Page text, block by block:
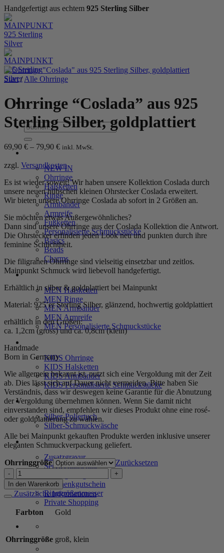
Handgefertigt aus echtem 925 Sterling Silber
Zum
Inhalt
springen
Suchen
nach:
WOMEN
NEW IN
Ohrringe
Halsketten
Ringe
Armbänder
Armreife
Fußketten
Personalisierte Schmuckstücke
Basics
Beads
Charms
MEN
MEN Halsketten
MEN Ringe
MEN Armbänder
MEN Armreife
MEN Personalisierte Schmuckstücke
KIDS Ohrringe
KIDS Halsketten
KIDS Armbänder
KIDS Personalisierte Schmuckstücke
PRODUKTPFLEGE
Silber-Poliertuch
Silber-Schmuckwäsche
SERVICE
Zusatzgravur
Servicepauschale
Geschenkgutschein
Ringgrößenmesser
Private Shopping
Start / Alle Ohrringe
Ohrringe “Coslada” aus 925
Sterling Silber, goldplattiert
69,90 € – 79,90 € inkl. MwSt.
zzgl. Versandkosten
Es ist wieder soweit! Wir haben unsere Kollektion Coslada durch
unsere neuen hübschen kleinen Ohrstecker Coslada erweitert.
Wir bieten unsere Ohrringe Coslada ab sofort in 2 Größen an.
Sie möchten etwas Außergewöhnliches?
Dann sind unsere Ohrringe aus der Coslada Kollektion die Antwort.
Die Ohrstecker erfinden jeden Look neu und punkten durch ihre
feminine Schlichtheit.
Die filigranen Ohrringe sind vielseitig einsetzbar und zeitlos.
Mainpunkt Schmuck wird liebevoll handgefertigt.
Erhältlich in silber & goldplattiert bei Mainpunkt
Material: 925’er Sterling Silber, glänzend, hochwertig goldplattiert
erhältlich in den Größen:
ca. 1,2cm (gross) und ca. 0,8cm (klein)
Handmade
Born in Germany
Wie allgemein bekannt ist, nutzt sich eine Vergoldung mit der Zeit
ab. Dies lässt sich auf Dauer nicht vermeiden. Bitte haben Sie
Verständnis, dass wir deswegen keine Garantie für die Abnutzung
der Vergoldung übernehmen können. Wenn Sie damit nicht
einverstanden sind, empfehlen wir dieses Produkt ohne eine rosé-
oder goldplattierung zu wählen.
Alle bei Mainpunkt gekauften Produkte werden inklusive unserer
eleganten Schmuckverpackung geliefert.
Ohrringgröße
Zurücksetzen
Ohrringe
"Coslada"
aus
925
Sterling
Silber,
goldplattiert
Menge
In den Warenkorb
Zusätzliche Informationen
Farbton Gold
Ohrringgröße groß, klein